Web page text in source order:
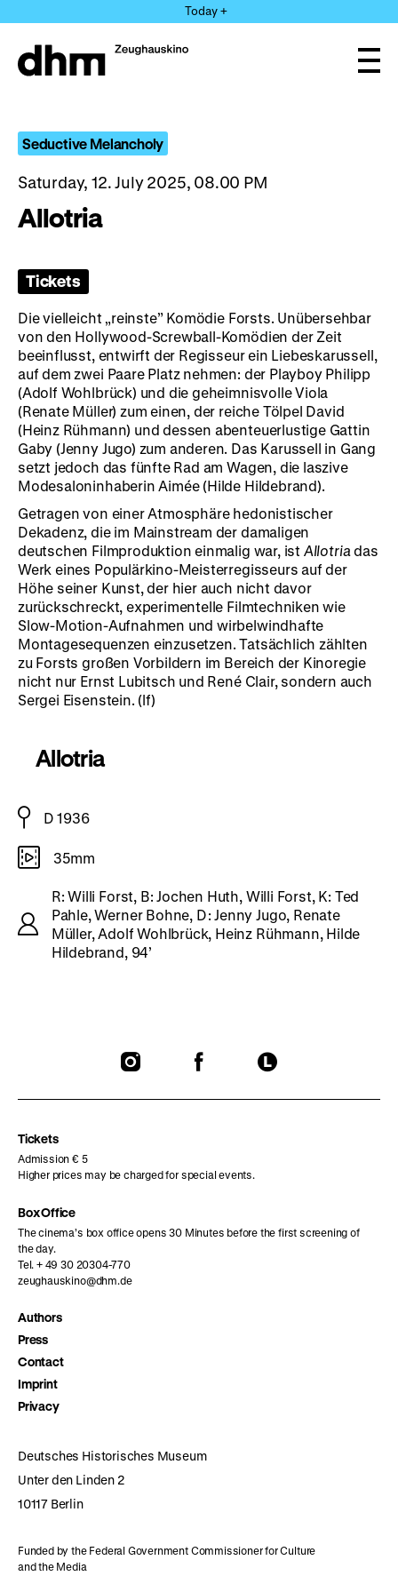
directly
the
Today +
Seductive Melancholy
Saturday, 12. July 2025, 08.00 PM
Allotria
Tickets
Die vielleicht „reinste” Komödie Forsts. Unübersehbar
von den Hollywood-Screwball-Komödien der Zeit
beeinflusst, entwirft der Regisseur ein Liebeskarussell,
auf dem zwei Paare Platz nehmen: der Playboy Philipp
(Adolf Wohlbrück) und die geheimnisvolle Viola
(Renate Müller) zum einen, der reiche Tölpel David
(Heinz Rühmann) und dessen abenteuerlustige Gattin
Gaby (Jenny Jugo) zum anderen. Das Karussell in Gang
setzt jedoch das fünfte Rad am Wagen, die laszive
Modesaloninhaberin Aimée (Hilde Hildebrand).
Getragen von einer Atmosphäre hedonistischer
Dekadenz, die im Mainstream der damaligen
deutschen Filmproduktion einmalig war, ist Allotriadas
Werk eines Populärkino-Meisterregisseurs auf der
Höhe seiner Kunst, der hier auch nicht davor
zurückschreckt, experimentelle Filmtechniken wie
Slow-Motion-Aufnahmen und wirbelwindhafte
Montagesequenzen einzusetzen. Tatsächlich zählten
zu Forsts großen Vorbildern im Bereich der Kinoregie
nicht nur Ernst Lubitsch und René Clair, sondern auch
Sergei Eisenstein. (lf)
Allotria
D 1936
35mm
R: Willi Forst, B: Jochen Huth, Willi Forst, K: Ted
Pahle, Werner Bohne, D: Jenny Jugo, Renate
Müller, Adolf Wohlbrück, Heinz Rühmann, Hilde
Hildebrand, 94’
To
To
To
Tickets
Admission € 5
Higher prices may be charged for special events.
Box Office
The cinema’s box office opens 30 Minutes before the first screening of
the day.
Tel. + 49 30 20304-770
zeughauskino@dhm.de
Authors
Press
Contact
Imprint
Privacy
Deutsches Historisches Museum
Unter den Linden 2
10117 Berlin
Funded by the Federal Government Commissioner for Culture
and the Media